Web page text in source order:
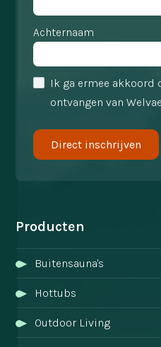
Achternaam
Ik ga ermee akkoord
ontvangen van
Producten
Buitensauna's
Hottubs
Outdoor Living